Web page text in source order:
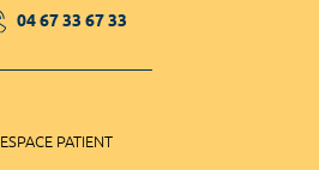
04 67 33 67 33
ESPACE PATIENT